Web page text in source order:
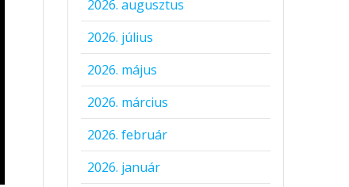
2026. augusztus
2026. július
2026. május
2026. március
2026. február
2026. január